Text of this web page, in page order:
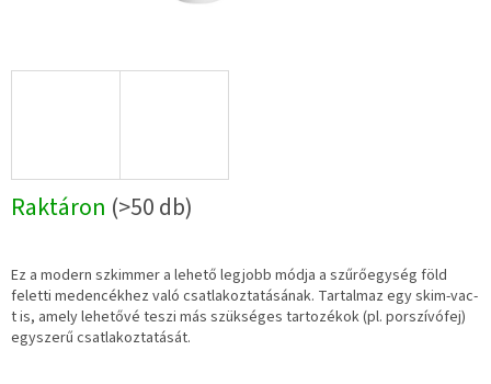
Raktáron (>50 db)
Ez a modern szkimmer a lehető legjobb módja a szűrőegység föld
feletti medencékhez való csatlakoztatásának. Tartalmaz egy skim-vac-
t is, amely lehetővé teszi más szükséges tartozékok (pl. porszívófej)
egyszerű csatlakoztatását.